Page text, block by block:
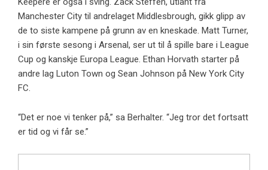
Manchester City til andrelaget Middlesbrough, gikk glipp av
de to siste kampene på grunn av en kneskade. Matt Turner,
i sin første sesong i Arsenal, ser ut til å spille bare i League
Cup og kanskje Europa League. Ethan Horvath starter på
andre lag Luton Town og Sean Johnson på New York City
FC.
“Det er noe vi tenker på,” sa Berhalter. “Jeg tror det fortsatt
er tid og vi får se.”